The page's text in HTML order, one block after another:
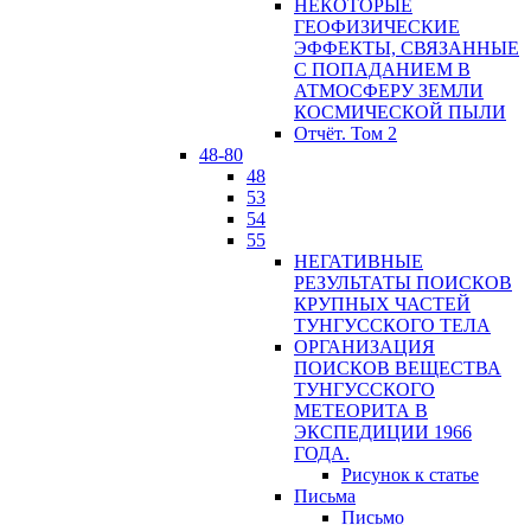
НЕКОТОРЫЕ
ГЕОФИЗИЧЕСКИЕ
ЭФФЕКТЫ, СВЯЗАННЫЕ
С ПОПАДАНИЕМ В
АТМОСФЕРУ ЗЕМЛИ
КОСМИЧЕСКОЙ ПЫЛИ
Отчёт. Том 2
48-80
48
53
54
55
НЕГАТИВНЫЕ
РЕЗУЛЬТАТЫ ПОИСКОВ
КРУПНЫХ ЧАСТЕЙ
ТУНГУССКОГО ТЕЛА
ОРГАНИЗАЦИЯ
ПОИСКОВ ВЕЩЕСТВА
ТУНГУССКОГО
МЕТЕОРИТА В
ЭКСПЕДИЦИИ 1966
ГОДА.
Рисунок к статье
Письма
Письмо